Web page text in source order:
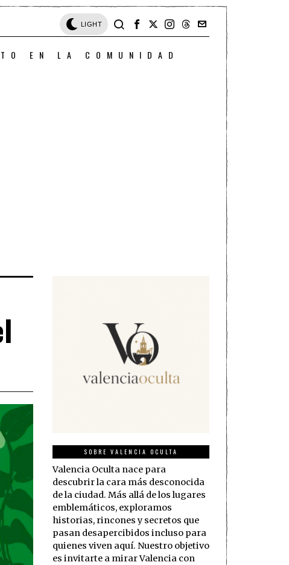
LIGHT
EN LA COMUNIDAD
SOBRE VALENCIA OCULTA
Valencia Oculta nace para
descubrir la cara más desconocida
de la ciudad. Más allá de los lugares
emblemáticos, exploramos
historias, rincones y secretos que
pasan desapercibidos incluso para
quienes viven aquí. Nuestro objetivo
es invitarte a mirar Valencia con